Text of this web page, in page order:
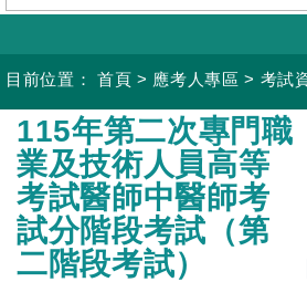
目前位置： 首頁 > 應考人專區 > 考試
:::
115年第二次專門職
業及技術人員高等
考試醫師中醫師考
試分階段考試（第
二階段考試）